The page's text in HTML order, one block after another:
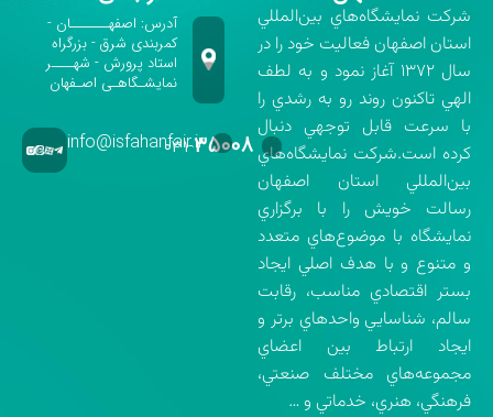
شركت نمايشگاه‌هاي بين‌المللي
استان اصفهان فعاليت خود را در
سال ۱۳۷۲ آغاز نمود و به لطف
الهي تاكنون روند رو به رشدي را
با سرعت قابل توجهي دنبال
كرده است.شركت نمايشگاه‌هاي
بين‌المللي استان اصفهان
رسالت خويش را با برگزاري
نمايشگاه با موضوع‌هاي متعدد
و متنوع و با هدف اصلي ايجاد
بستر اقتصادي مناسب، رقابت
سالم، شناسايي واحدهاي برتر و
ايجاد ارتباط بين اعضاي
مجموعه‌هاي مختلف صنعتي،
فرهنگي، هنري، خدماتي و …
آدرس: اصفهـــــــان -
کمربندی شرق - بزرگراه
استاد پرورش - شهــــر
نمایشـگاهـی اصـفهان
۰۳۱-۳۵۰۰۸info@isfahanfair.ir